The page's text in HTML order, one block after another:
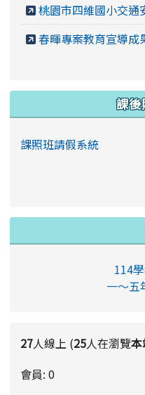
桃園市四維國小交通
春暉專案教育宣導成
課後
課照班請假系統
114
一～五
27人線上 (25人在瀏覽
會員: 0